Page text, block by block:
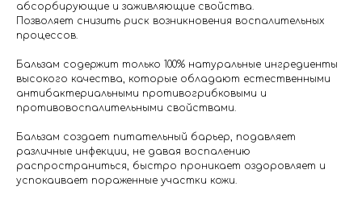
абсорбирующие и заживляющие свойства.
Позволяет снизить риск возникновения воспалительных
процессов.
Бальзам содержит только 100% натуральные ингредиенты
высокого качества, которые обладают естественными
антибактериальными противогрибковыми и
противовоспалительными свойствами.
Бальзам создает питательный барьер, подавляет
различные инфекции, не давая воспалению
распространиться, быстро проникает оздоровляет и
успокаивает пораженные участки кожи.